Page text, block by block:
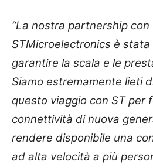
“La nostra partnership con
STMicroelectronics è
garantire la scala e le
Siamo estremamente lieti
questo viaggio con ST per
connettività di nuova
rendere disponibile una
ad alta velocità a più